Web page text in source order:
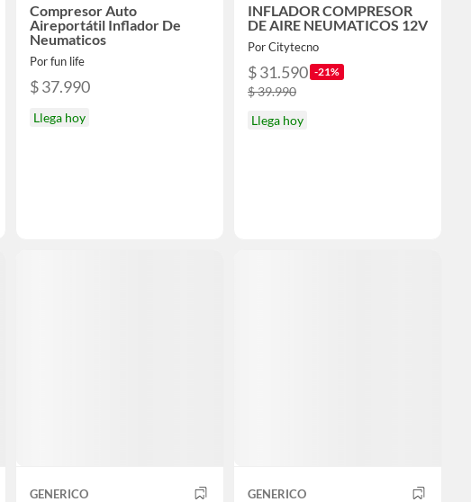
Compresor Auto
Aireportátil Inflador De
Neumaticos
Por fun life
$ 37.990
Llega hoy
INFLADOR COMPRESOR
DE AIRE NEUMATICOS 12V
Por Citytecno
$ 31.590 -21%
$ 39.990
Llega hoy
GENERICO GENERICO